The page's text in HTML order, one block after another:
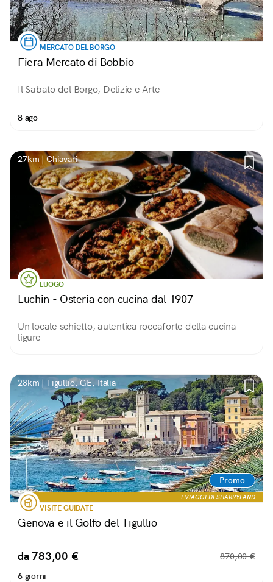
MERCATO DEL BORGO
Fiera Mercato di Bobbio
Il Sabato del Borgo, Delizie e Arte
8 ago
27km | Chiavari
LUOGO
Luchin - Osteria con cucina dal 1907
Un locale schietto, autentica roccaforte della cucina
ligure
28km | Tigullio, GE, Italia
Promo
I VIAGGI DI SHARRYLAND
VISITE GUIDATE
Genova e il Golfo del Tigullio
da 783,00 €
870,00 €
6 giorni